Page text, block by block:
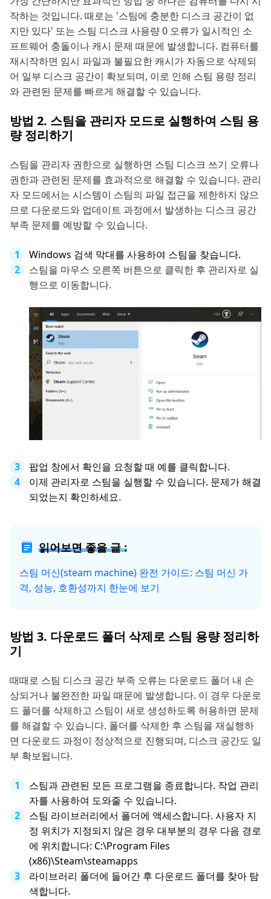
작하는 것입니다. 때로는 '스팀에 충분한 디스크 공간이 없
지만 있다' 또는 스팀 디스크 사용량 0 오류가 일시적인 소
프트웨어 충돌이나 캐시 문제 때문에 발생합니다. 컴퓨터를
재시작하면 임시 파일과 불필요한 캐시가 자동으로 삭제되
어 일부 디스크 공간이 확보되며, 이로 인해 스팀 용량 정리
와 관련된 문제를 빠르게 해결할 수 있습니다.
방법 2. 스팀을 관리자 모드로 실행하여 스팀 용
량 정리하기
스팀을 관리자 권한으로 실행하면 스팀 디스크 쓰기 오류나
권한과 관련된 문제를 효과적으로 해결할 수 있습니다. 관리
자 모드에서는 시스템이 스팀의 파일 접근을 제한하지 않으
므로 다운로드와 업데이트 과정에서 발생하는 디스크 공간
부족 문제를 예방할 수 있습니다.
Windows 검색 막대를 사용하여 스팀을 찾습니다.
스팀을 마우스 오른쪽 버튼으로 클릭한 후 관리자로 실
행으로 이동합니다.
팝업 창에서 확인을 요청할 때 예를 클릭합니다.
이제 관리자로 스팀을 실행할 수 있습니다. 문제가 해결
되었는지 확인하세요.
읽어보면 좋을 글 :
스팀 머신(steam machine) 완전 가이드: 스팀 머신 가
격, 성능, 호환성까지 한눈에 보기
방법 3. 다운로드 폴더 삭제로 스팀 용량 정리하
기
때때로 스팀 디스크 공간 부족 오류는 다운로드 폴더 내 손
상되거나 불완전한 파일 때문에 발생합니다. 이 경우 다운로
드 폴더를 삭제하고 스팀이 새로 생성하도록 허용하면 문제
를 해결할 수 있습니다. 폴더를 삭제한 후 스팀을 재실행하
면 다운로드 과정이 정상적으로 진행되며, 디스크 공간도 일
부 확보됩니다.
스팀과 관련된 모든 프로그램을 종료합니다. 작업 관리
자를 사용하여 도와줄 수 있습니다.
스팀 라이브러리에서 폴더에 액세스합니다. 사용자 지
정 위치가 지정되지 않은 경우 대부분의 경우 다음 경로
에 위치합니다: C:\Program Files
(x86)\Steam\steamapps
라이브러리 폴더에 들어간 후 다운로드 폴더를 찾아 탐
색합니다.